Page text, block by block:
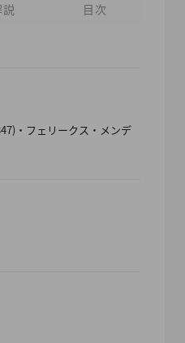
説 目次
・フェリークス・メンデ